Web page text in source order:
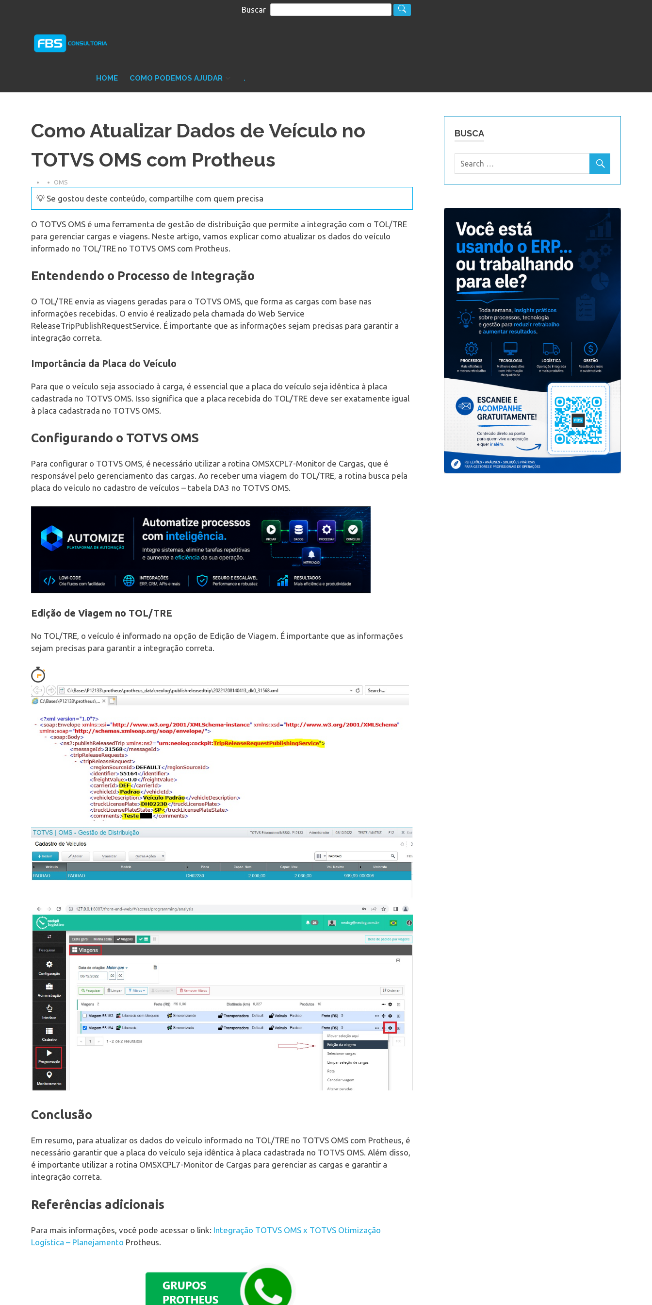
Buscar
Protheus
TOTVS
HOME COMO PODEMOS AJUDAR .
Como Atualizar Dados de Veículo no
TOTVS OMS com Protheus
OMS
💡 Se gostou deste conteúdo, compartilhe com quem precisa
O TOTVS OMS é uma ferramenta de gestão de distribuição que permite a integração com o TOL/TRE
para gerenciar cargas e viagens. Neste artigo, vamos explicar como atualizar os dados do veículo
informado no TOL/TRE no TOTVS OMS com Protheus.
Entendendo o Processo de Integração
O TOL/TRE envia as viagens geradas para o TOTVS OMS, que forma as cargas com base nas
informações recebidas. O envio é realizado pela chamada do Web Service
ReleaseTripPublishRequestService. É importante que as informações sejam precisas para garantir a
integração correta.
Importância da Placa do Veículo
Para que o veículo seja associado à carga, é essencial que a placa do veículo seja idêntica à placa
cadastrada no TOTVS OMS. Isso significa que a placa recebida do TOL/TRE deve ser exatamente igual
à placa cadastrada no TOTVS OMS.
Configurando o TOTVS OMS
Para configurar o TOTVS OMS, é necessário utilizar a rotina OMSXCPL7-Monitor de Cargas, que é
responsável pelo gerenciamento das cargas. Ao receber uma viagem do TOL/TRE, a rotina busca pela
placa do veículo no cadastro de veículos – tabela DA3 no TOTVS OMS.
Edição de Viagem no TOL/TRE
No TOL/TRE, o veículo é informado na opção de Edição de Viagem. É importante que as informações
sejam precisas para garantir a integração correta.
Conclusão
Em resumo, para atualizar os dados do veículo informado no TOL/TRE no TOTVS OMS com Protheus, é
necessário garantir que a placa do veículo seja idêntica à placa cadastrada no TOTVS OMS. Além disso,
é importante utilizar a rotina OMSXCPL7-Monitor de Cargas para gerenciar as cargas e garantir a
integração correta.
Referências adicionais
Para mais informações, você pode acessar o link: Integração TOTVS OMS x TOTVS Otimização
Logística – Planejamento Protheus.
BUSCA